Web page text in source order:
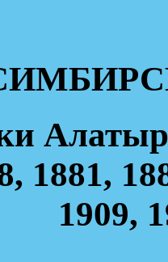
1881,
1909,